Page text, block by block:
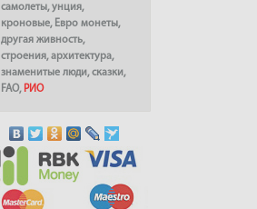
самолеты,унция,
кроновые, Евро монеты,
другая живность,
строения,архитектура,
знаменитые люди,сказки,
FAO, РИО